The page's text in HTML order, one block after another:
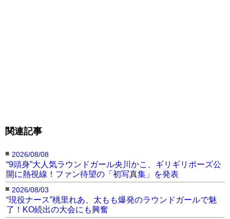
関連記事
■ 2026/08/08
“9頭身”大人気ラウンドガール央川かこ、ギリギリポーズ公
開に熱視線！ファン待望の「初写真集」を発表
■ 2026/08/03
“現役ナース”桃里れあ、太もも爆発のラウンドガールで魅
了！KO続出の大会にも興奮